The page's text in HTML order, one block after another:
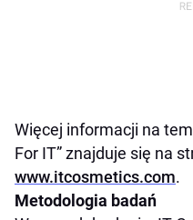
Więcej informacji na
For IT” znajduje się na
www.itcosmetics.com.
Metodologia badań